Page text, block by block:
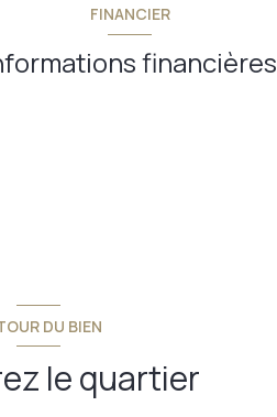
FINANCIER
financières
DU BIEN
le quartier